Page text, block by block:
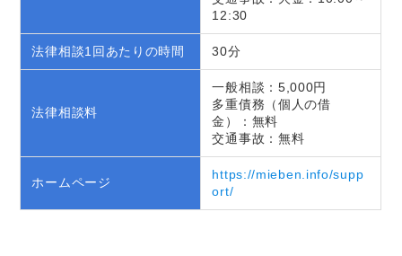
12:30
法律相談1回あたりの時間 30分
法律相談料
一般相談：5,000円
多重債務（個人の借
金）：無料
交通事故：無料
ホームページ
https://mieben.info/supp
ort/